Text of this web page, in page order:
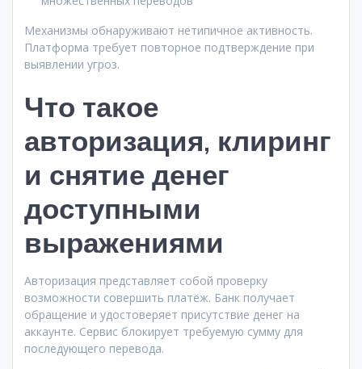
Механизмы обнаруживают нетипичное активность.
Платформа требует повторное подтверждение при
выявлении угроз.
Что такое
авторизация, клиринг
и снятие денег
доступными
выражениями
Авторизация представляет собой проверку
возможности совершить платёж. Банк получает
обращение и удостоверяет присутствие денег на
аккаунте. Сервис блокирует требуемую сумму для
последующего перевода.